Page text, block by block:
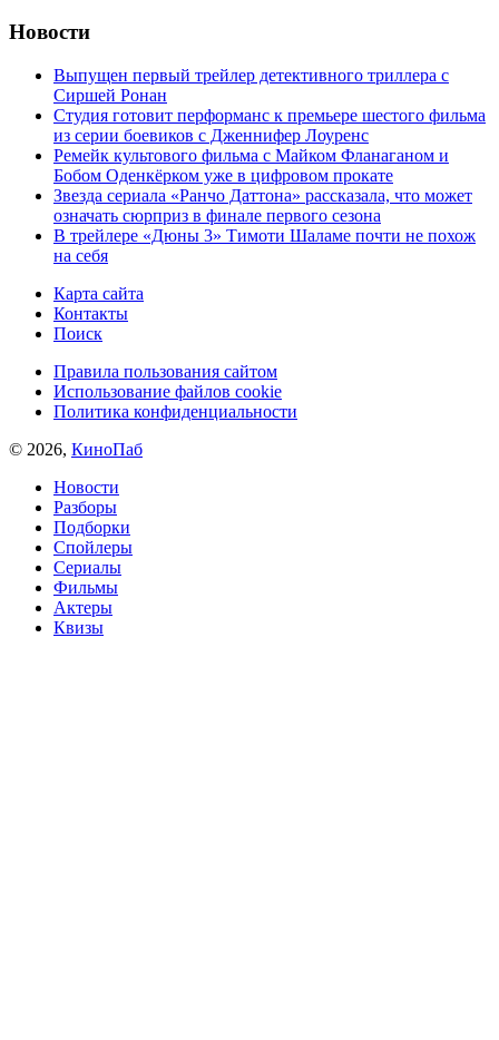
Новости
Выпущен первый трейлер детективного триллера с
Сиршей Ронан
Студия готовит перформанс к премьере шестого фильма
из серии боевиков с Дженнифер Лоуренс
Ремейк культового фильма с Майком Фланаганом и
Бобом Оденкёрком уже в цифровом прокате
Звезда сериала «Ранчо Даттона» рассказала, что может
означать сюрприз в финале первого сезона
В трейлере «Дюны 3» Тимоти Шаламе почти не похож
на себя
Карта сайта
Контакты
Поиск
Правила пользования сайтом
Использование файлов cookie
Политика конфиденциальности
© 2026, КиноПаб
Новости
Разборы
Подборки
Спойлеры
Сериалы
Фильмы
Актеры
Квизы